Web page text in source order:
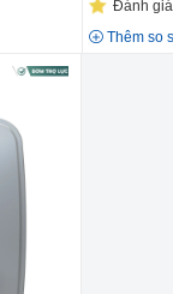
Thêm so